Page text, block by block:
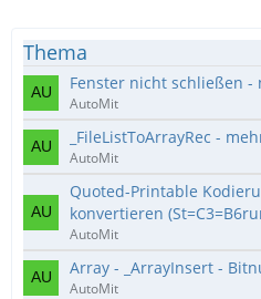
Thema
Fenster nicht schließen
AutoMit
_FileListToArrayRec -
AutoMit
Quoted-Printable
konvertieren
AutoMit
Array - _ArrayInsert -
AutoMit